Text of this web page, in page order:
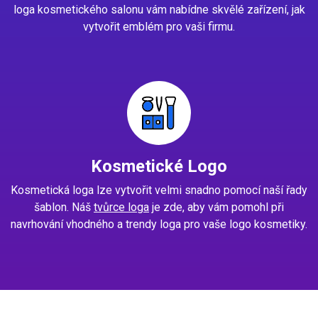
loga kosmetického salonu vám nabídne skvělé zařízení, jak
vytvořit emblém pro vaši firmu.
Kosmetické Logo
Kosmetická loga lze vytvořit velmi snadno pomocí naší řady
šablon. Náš tvůrce loga je zde, aby vám pomohl při
navrhování vhodného a trendy loga pro vaše logo kosmetiky.